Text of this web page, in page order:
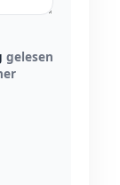
gelesen